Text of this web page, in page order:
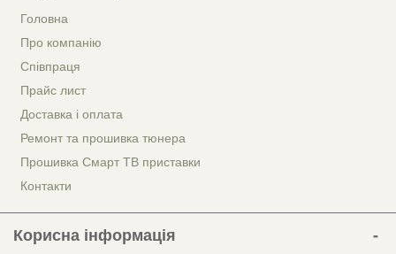
Головна
Про компанію
Співпраця
Прайс лист
Доставка і оплата
Ремонт та прошивка тюнера
Прошивка Смарт ТВ приставки
Контакти
Корисна інформація